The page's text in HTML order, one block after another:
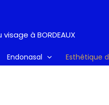
à BORDEAUX
Endonasal Esthétique